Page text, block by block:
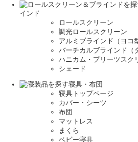
インド
ロールスクリーン
調光ロールスクリーン
アルミブラインド（ヨコ
バーチカルブラインド（
ハニカム・プリーツスク
シェード
寝具・布団
寝具トップページ
カバー・シーツ
布団
マットレス
まくら
ベビー寝具